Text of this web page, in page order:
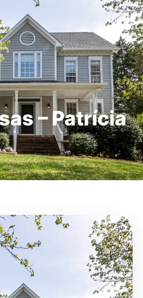
– Patrícia